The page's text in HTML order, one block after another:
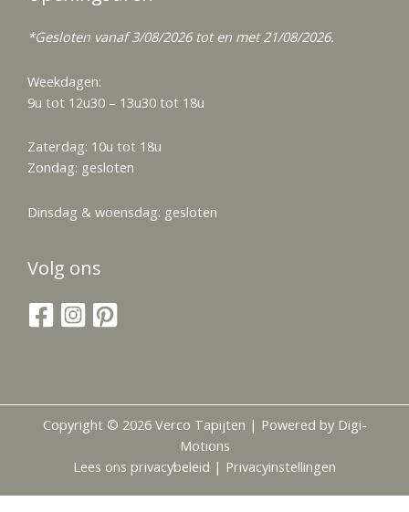
*Gesloten vanaf 3/08/2026 tot en met 21/08/2026.
Weekdagen:
9u tot 12u30 – 13u30 tot 18u
Zaterdag: 10u tot 18u
Zondag: gesloten
Dinsdag & woensdag: gesloten
Volg ons
Copyright © 2026 Verco Tapijten | Powered by Digi-
Motions
Lees ons privacybeleid | Privacyinstellingen